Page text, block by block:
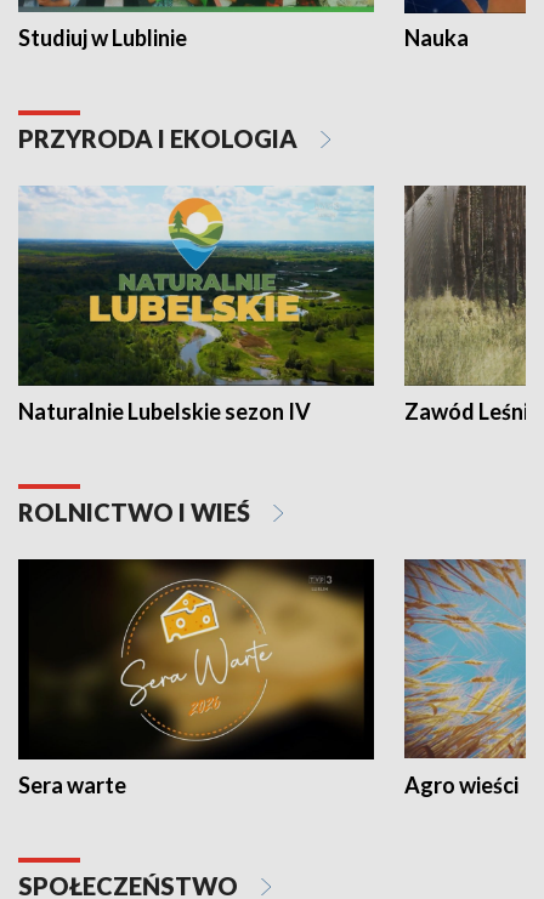
Studiuj w Lublinie Nauka
PRZYRODA I EKOLOGIA
Naturalnie Lubelskie sezon IV Zawód Leśnik
ROLNICTWO I WIEŚ
Sera warte Agro wieści
SPOŁECZEŃSTWO